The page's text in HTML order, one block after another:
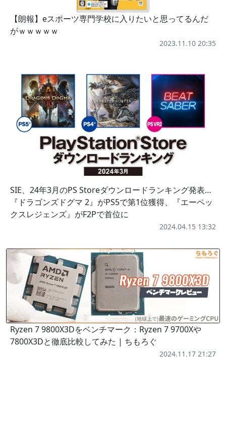
【朗報】eスポーツ専門学校に入りたいと思ってるんだ
がｗｗｗｗｗ
2023.11.10 20:35
SIE、24年3月のPS Storeダウンロードランキング発表…
『ドラゴンズドグマ 2』がPS5で第1位獲得、『エーペッ
クスレジェンズ』がF2Pで首位に
2024.04.15 13:32
Ryzen 7 9800X3Dをベンチマーク：Ryzen 7 9700Xや
7800X3Dと徹底比較してみた | ちもろぐ
2024.11.17 21:27